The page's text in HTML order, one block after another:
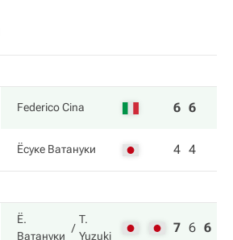
Federico Cina 6 6
Ёсуке Ватануки 4 4
Ё.
Ватануки
T.
Yuzuki
7 6 6